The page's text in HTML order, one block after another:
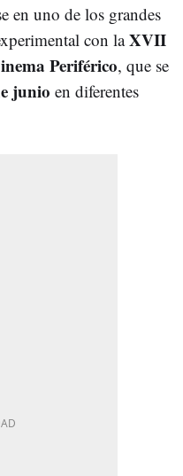
en uno de los grandes
con laXVII
Periférico, que se
junio en diferentes